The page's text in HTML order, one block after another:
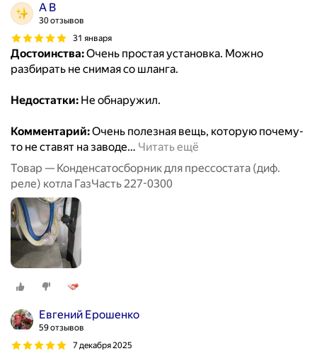
А В
30 отзывов
31 января
Достоинства:Очень простая установка. Можно
разбирать не снимая со шланга.
Недостатки: Не обнаружил.
Комментарий:Очень полезная вещь, которую почему-
то не ставят на заводе… Читать ещё
Товар — Конденсатосборник для прессостата (диф.
реле) котла ГазЧасть 227-0300
Евгений Ерошенко
59 отзывов
7 декабря 2025